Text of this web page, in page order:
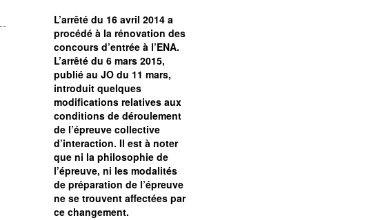
L’arrêté du 16 avril 2014 a
procédé à la rénovation des
concours d’entrée à l’ENA.
L’arrêté du 6 mars 2015,
publié au JO du 11 mars,
introduit quelques
modifications relatives aux
conditions de déroulement
de l’épreuve collective
d’interaction. Il est à noter
que ni la philosophie de
l’épreuve, ni les modalités
de préparation de l’épreuve
ne se trouvent affectées par
ce changement.